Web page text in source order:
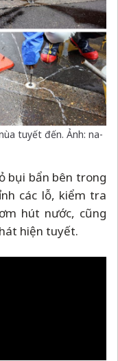
tuyết đến. Ảnh: na-
bụi bẩn bên trong
các lỗ, kiểm tra
hút nước, cũng
hiện tuyết.